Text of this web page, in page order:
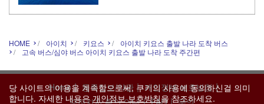
HOME 아이치 키요스
아이치 키요스 출발 나라 도착 버스
고속 버스/심야 버스 아이치 키요스 출발 나라 도착 주간편
당 사이트의 이용을 계속함으로써, 쿠키의 사용에 동의하신걸 의미
합니다. 자세한 내용은개인정보 보호방침을 참조하세요.
Home | 등록정보/약관 | 개인정보 보호방침 |
승하차지 확인 안내 | FAQ | 문의